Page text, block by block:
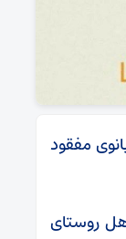
مفقود
روستای